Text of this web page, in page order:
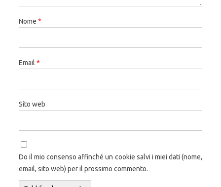
Nome *
Email *
Sito web
Do il mio consenso affinché un cookie salvi i miei dati (nome,
email, sito web) per il prossimo commento.